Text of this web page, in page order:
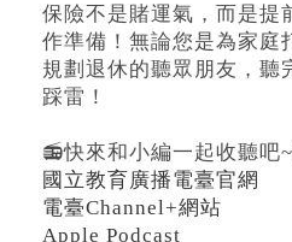
保險不是賭運氣，而是提
作準備！無論您是為家庭
規劃退休的聽眾朋友，聽
踩雷！
📻快來和小編一起收聽吧
國立教育廣播電臺官網
電臺Channel+網站
Apple Podcast